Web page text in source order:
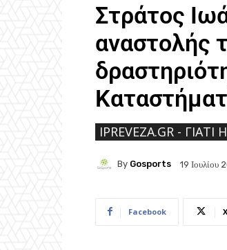
Στράτος
αναστολής
IPREVEZA.GR -
By Gosports 19 Ιουλίου
Facebook X